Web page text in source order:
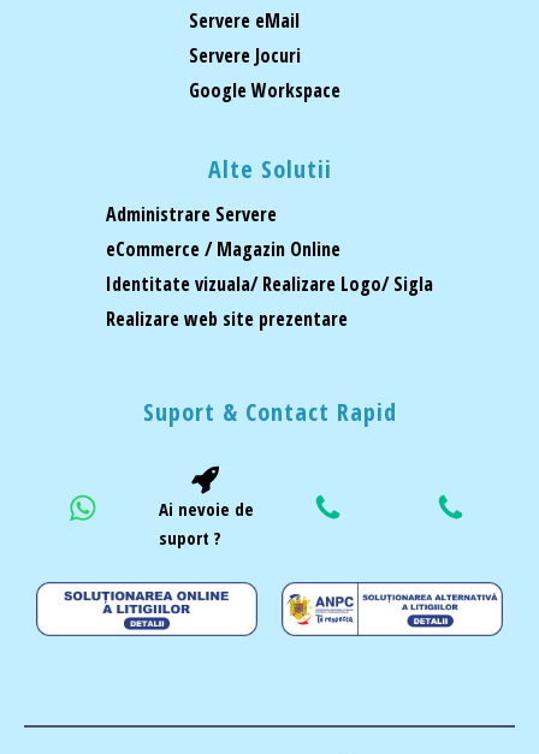
Servere eMail
Servere Jocuri
Google Workspace
Alte Solutii
Administrare Servere
eCommerce / Magazin Online
Identitate vizuala/ Realizare Logo/ Sigla
Realizare web site prezentare
Suport & Contact Rapid
Ai nevoie de
suport ?